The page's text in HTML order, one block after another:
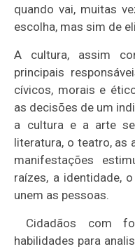
quando vai, muitas
escolha, mas sim de
A cultura, assim
principais
cívicos, morais e
as decisões de um
a cultura e a arte
literatura, o teatro, as
manifestações
raízes, a identidade,
unem as pessoas.
Cidadãos com
habilidades para